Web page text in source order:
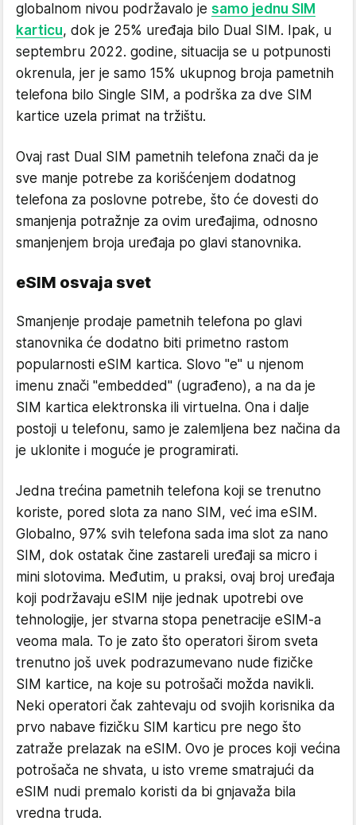
globalnom nivou podržavalo je samo jednu SIM
karticu, dok je 25% uređaja bilo Dual SIM. Ipak, u
septembru 2022. godine, situacija se u potpunosti
okrenula, jer je samo 15% ukupnog broja pametnih
telefona bilo Single SIM, a podrška za dve SIM
kartice uzela primat na tržištu.
Ovaj rast Dual SIM pametnih telefona znači da je
sve manje potrebe za korišćenjem dodatnog
telefona za poslovne potrebe, što će dovesti do
smanjenja potražnje za ovim uređajima, odnosno
smanjenjem broja uređaja po glavi stanovnika.
eSIM osvaja svet
Smanjenje prodaje pametnih telefona po glavi
stanovnika će dodatno biti primetno rastom
popularnosti eSIM kartica. Slovo "e" u njenom
imenu znači "embedded" (ugrađeno), a na da je
SIM kartica elektronska ili virtuelna. Ona i dalje
postoji u telefonu, samo je zalemljena bez načina da
je uklonite i moguće je programirati.
Jedna trećina pametnih telefona koji se trenutno
koriste, pored slota za nano SIM, već ima eSIM.
Globalno, 97% svih telefona sada ima slot za nano
SIM, dok ostatak čine zastareli uređaji sa micro i
mini slotovima. Međutim, u praksi, ovaj broj uređaja
koji podržavaju eSIM nije jednak upotrebi ove
tehnologije, jer stvarna stopa penetracije eSIM-a
veoma mala. To je zato što operatori širom sveta
trenutno još uvek podrazumevano nude fizičke
SIM kartice, na koje su potrošači možda navikli.
Neki operatori čak zahtevaju od svojih korisnika da
prvo nabave fizičku SIM karticu pre nego što
zatraže prelazak na eSIM. Ovo je proces koji većina
potrošača ne shvata, u isto vreme smatrajući da
eSIM nudi premalo koristi da bi gnjavaža bila
vredna truda.